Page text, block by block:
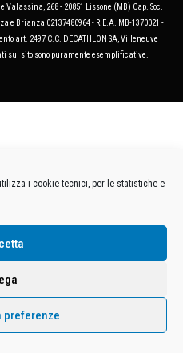
i cookie tecnici, per le statistiche e
preferenze
Valassina, 268 - 20851 Lissone (MB) Cap. Soc.
e Brianza 02137480964 - R.E.A. MB-1370021 -
art. 2497 C.C. DECATHLON SA, Villeneuve
sul sito sono puramente esemplificative.